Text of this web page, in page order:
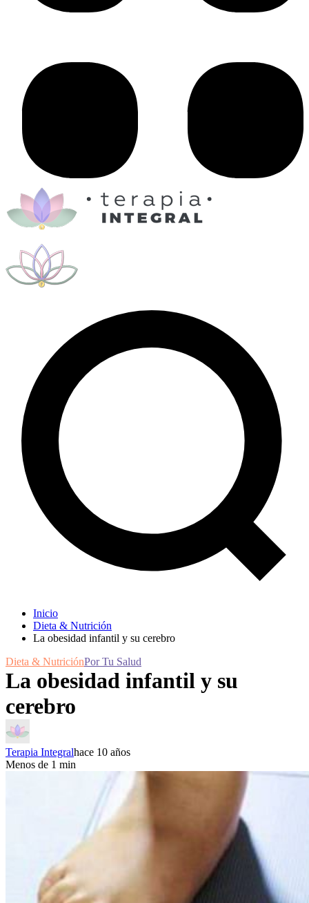
Inicio
Dieta & Nutrición
La obesidad infantil y su cerebro
Dieta & NutriciónPor Tu Salud
La obesidad infantil y su
cerebro
Terapia Integralhace 10 años
Menos de 1 min